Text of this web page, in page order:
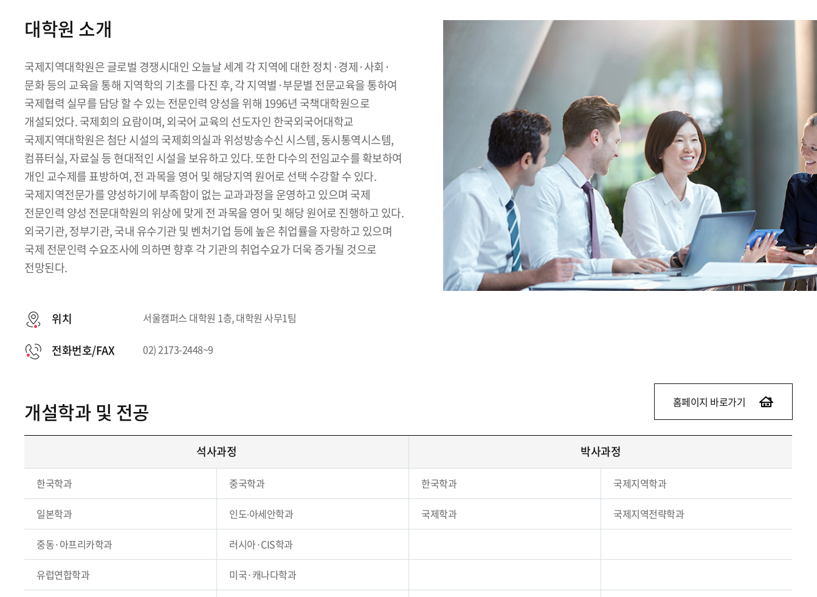
대학원 소개
국제지역대학원은 글로벌 경쟁시대인 오늘날 세계 각 지역에 대한 정치·경제·사회·
문화 등의 교육을 통해 지역학의 기초를 다진 후, 각 지역별·부문별 전문교육을 통하여
국제협력 실무를 담당 할 수 있는 전문인력 양성을 위해 1996년 국책대학원으로
개설되었다. 국제회의 요람이며, 외국어 교육의 선도자인 한국외국어대학교
국제지역대학원은 첨단 시설의 국제회의실과 위성방송수신 시스템, 동시통역시스템,
컴퓨터실, 자료실 등 현대적인 시설을 보유하고 있다. 또한 다수의 전임교수를 확보하여
개인 교수제를 표방하여, 전 과목을 영어 및 해당지역 원어로 선택 수강할 수 있다.
국제지역전문가를 양성하기에 부족함이 없는 교과과정을 운영하고 있으며 국제
전문인력 양성 전문대학원의 위상에 맞게 전 과목을 영어 및 해당 원어로 진행하고 있다.
외국기관, 정부기관, 국내 유수기관 및 벤처기업 등에 높은 취업률을 자랑하고 있으며
국제 전문인력 수요조사에 의하면 향후 각 기관의 취업수요가 더욱 증가될 것으로
전망된다.
위치 서울캠퍼스 대학원 1층, 대학원 사무1팀
전화번호/FAX 02) 2173-2448~9
개설학과 및 전공 홈페이지 바로가기
석사과정 박사과정
한국학과 중국학과 한국학과 국제지역학과
일본학과 인도∙아세안학과 국제학과 국제지역전략학과
중동·아프리카학과 러시아·CIS학과
유럽연합학과 미국·캐나다학과